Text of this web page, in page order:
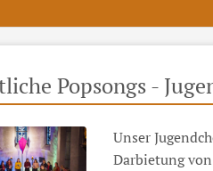
Popsongs -
Unser
Darbietung